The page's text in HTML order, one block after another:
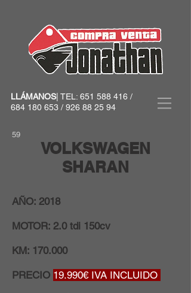
LLÁMANOS| TEL: 651 588 416 /
684 180 653 / 926 88 25 94
59
VOLKSWAGEN
SHARAN
AÑO: 2018
MOTOR: 2.0 tdi 150cv
KM: 170.000
PRECIO 19.990€ IVA INCLUIDO